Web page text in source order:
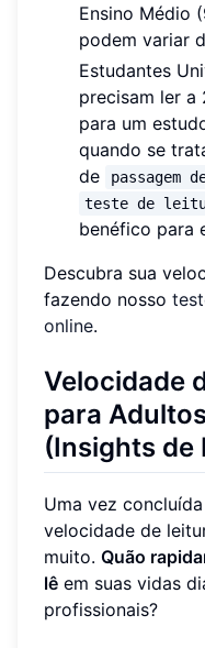
Ensino Médio
podem variar
Estudantes
precisam ler a
para um
quando se
de
passagem
teste de
benéfico para
Descubra sua
fazendo nosso
online.
Velocidade
para
(Insights de
Uma vez
velocidade de
muito. Quão
lê em suas vidas
profissionais?